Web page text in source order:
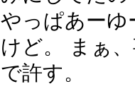
やっぱあー
けど。 まぁ
で許す。